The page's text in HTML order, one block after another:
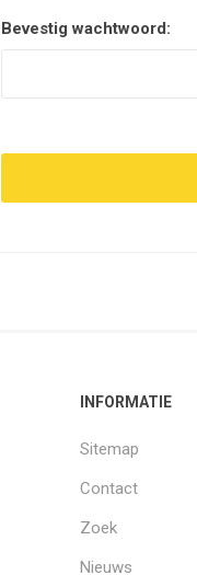
Bevestig wachtwoord:
INFORMATIE
Sitemap
Contact
Zoek
Nieuws